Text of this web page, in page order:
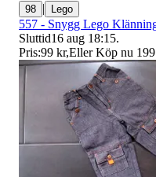
98 | Lego
557 - Snygg Lego
Sluttid16 aug 18:15.
Pris:99 kr,Eller Köp nu